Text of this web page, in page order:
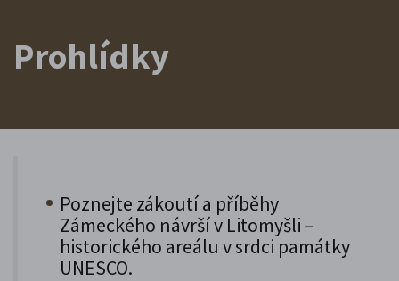
Prohlídky
Poznejte zákoutí a příběhy
Zámeckého návrší v Litomyšli –
historického areálu v srdci památky
UNESCO.